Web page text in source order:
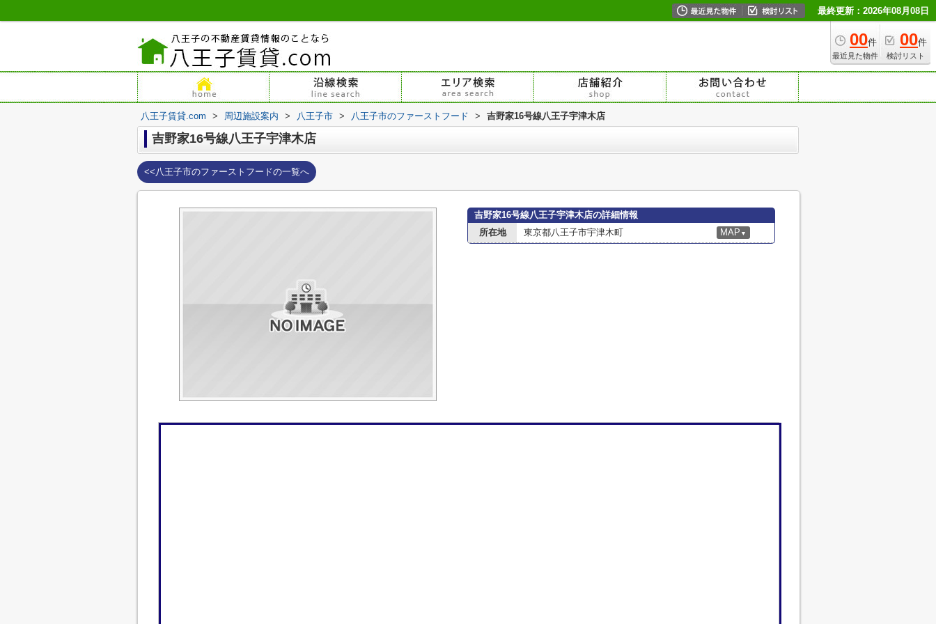
最終更新：2026年08月08日
00件
最近見た物件
00件
検討リスト
八王子賃貸.com > 周辺施設案内 > 八王子市 > 八王子市のファーストフード > 吉野家16号線八王子宇津木店
吉野家16号線八王子宇津木店
<<八王子市のファーストフードの一覧へ
吉野家16号線八王子宇津木店の詳細情報
所在地
東京都八王子市宇津木町 MAP ▼